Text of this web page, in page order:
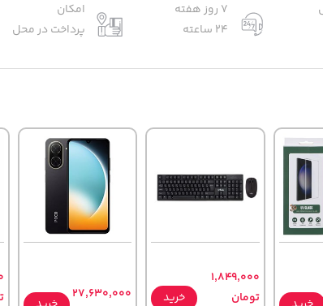
7 روز هفته
24 ساعته
امکان
پرداخت در محل
1,849,000
تومان
خرید
27,630,000